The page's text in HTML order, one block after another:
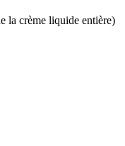
la crème liquide entière)